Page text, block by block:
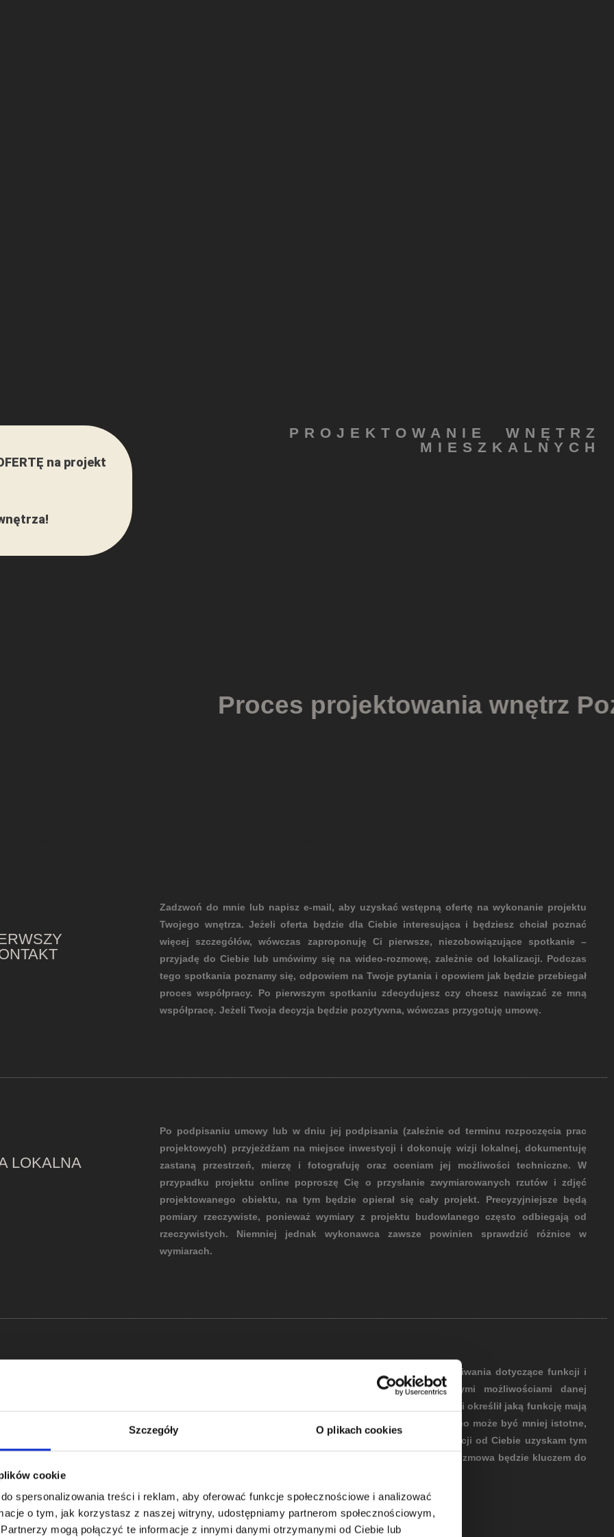
Szczegóły O plikach cookies
cookie
spersonalizowania treści i reklam, aby oferować funkcje społecznościowe i analizować
o tym, jak korzystasz z naszej witryny, udostępniamy partnerom społecznościowym,
mogą połączyć te informacje z innymi danymi otrzymanymi od Ciebie lub
na projekt
PROJEKTOWANIE WNĘTRZ
MIESZKALNYCH
projektowania wnętrz Poznań
Zadzwoń do mnie lub napisz e-mail, aby uzyskać wstępną ofertę na wykonanie projektu
Twojego wnętrza. Jeżeli oferta będzie dla Ciebie interesująca i będziesz chciał poznać
więcej szczegółów, wówczas zaproponuję Ci pierwsze, niezobowiązujące spotkanie –
przyjadę do Ciebie lub umówimy się na wideo-rozmowę, zależnie od lokalizacji. Podczas
tego spotkania poznamy się, odpowiem na Twoje pytania i opowiem jak będzie przebiegał
proces współpracy. Po pierwszym spotkaniu zdecydujesz czy chcesz nawiązać ze mną
współpracę. Jeżeli Twoja decyzja będzie pozytywna, wówczas przygotuję umowę.
LOKALNA
Po podpisaniu umowy lub w dniu jej podpisania (zależnie od terminu rozpoczęcia prac
projektowych) przyjeżdżam na miejsce inwestycji i dokonuję wizji lokalnej, dokumentuję
zastaną przestrzeń, mierzę i fotografuję oraz oceniam jej możliwości techniczne. W
przypadku projektu online poproszę Cię o przysłanie zwymiarowanych rzutów i zdjęć
projektowanego obiektu, na tym będzie opierał się cały projekt. Precyzyjniejsze będą
pomiary rzeczywiste, ponieważ wymiary z projektu budowlanego często odbiegają od
rzeczywistych. Niemniej jednak wykonawca zawsze powinien sprawdzić różnice w
wymiarach.
CH
Po inwentaryzacji bardzo szczegółowo omawiamy Twoje oczekiwania dotyczące funkcji i
ergonomii pomieszczeń. Następnie konfrontuję je z realnymi możliwościami danej
przestrzeni. Poproszę Cię, abyś przygotował się do tej rozmowy i określił jaką funkcję mają
pełnić pomieszczenia, co ma się w nich znaleźć koniecznie, a co może być mniej istotne,
jeżeli się nie zmieści. Będę zadawać pytania. Im więcej informacji od Ciebie uzyskam tym
trafniej uda mi się dopasować projekt do Twoich potrzeb. Ta rozmowa będzie kluczem do